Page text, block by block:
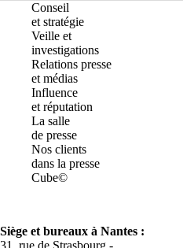
Conseil
et stratégie
Veille et
investigations
Relations presse
et médias
Influence
et réputation
La salle
de presse
Nos clients
dans la presse
Cube©
Siège et bureaux à Nantes :
31, rue de Strasbourg -